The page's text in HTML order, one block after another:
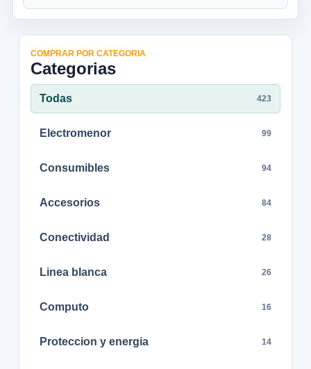
COMPRAR POR CATEGORIA
Categorias
Todas 423
Electromenor 99
Consumibles 94
Accesorios 84
Conectividad 28
Linea blanca 26
Computo 16
Proteccion y energia 14